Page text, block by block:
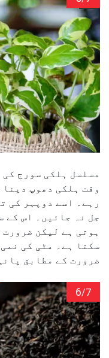
مسلسل ہلکی سورج کی
وقت ہلکی دھوپ
رہے۔ اسے دوپہر کی
جل نہ جائیں۔ اس کے
ہوتی ہے لیکن
سکتا ہے۔ مٹی کی
ضرورت کے مطابق
6/7